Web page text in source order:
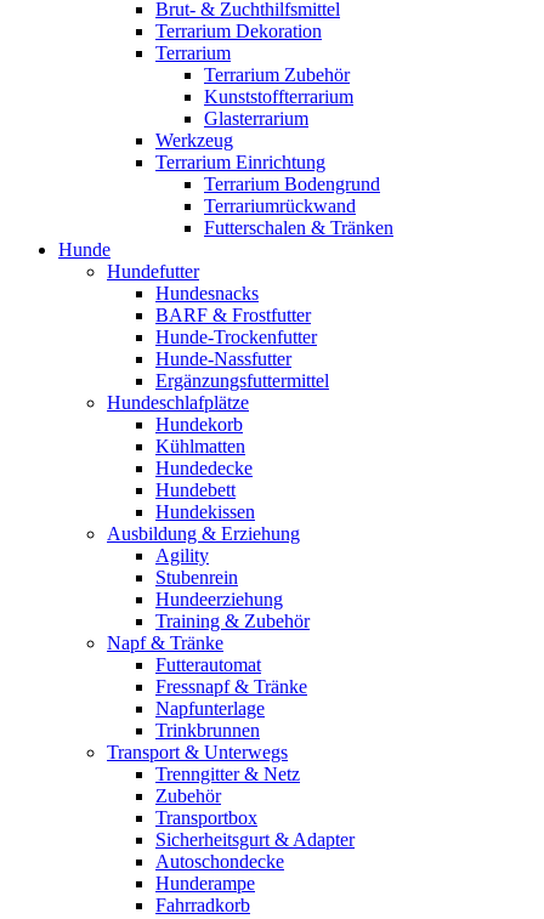
Brut- & Zuchthilfsmittel
Terrarium Dekoration
Terrarium
Terrarium Zubehör
Kunststoffterrarium
Glasterrarium
Werkzeug
Terrarium Einrichtung
Terrarium Bodengrund
Terrariumrückwand
Futterschalen & Tränken
Hunde
Hundefutter
Hundesnacks
BARF & Frostfutter
Hunde-Trockenfutter
Hunde-Nassfutter
Ergänzungsfuttermittel
Hundeschlafplätze
Hundekorb
Kühlmatten
Hundedecke
Hundebett
Hundekissen
Ausbildung & Erziehung
Agility
Stubenrein
Hundeerziehung
Training & Zubehör
Napf & Tränke
Futterautomat
Fressnapf & Tränke
Napfunterlage
Trinkbrunnen
Transport & Unterwegs
Trenngitter & Netz
Zubehör
Transportbox
Sicherheitsgurt & Adapter
Autoschondecke
Hunderampe
Fahrradkorb